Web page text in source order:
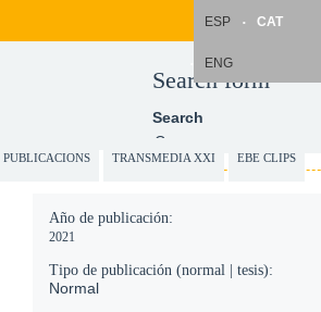
Search form
Search
PUBLICACIONS TRANSMEDIA XXI
EBE CLIPS
ESP CAT
ENG
Año de publicación:
2021
Tipo de publicación (normal | tesis):
Normal